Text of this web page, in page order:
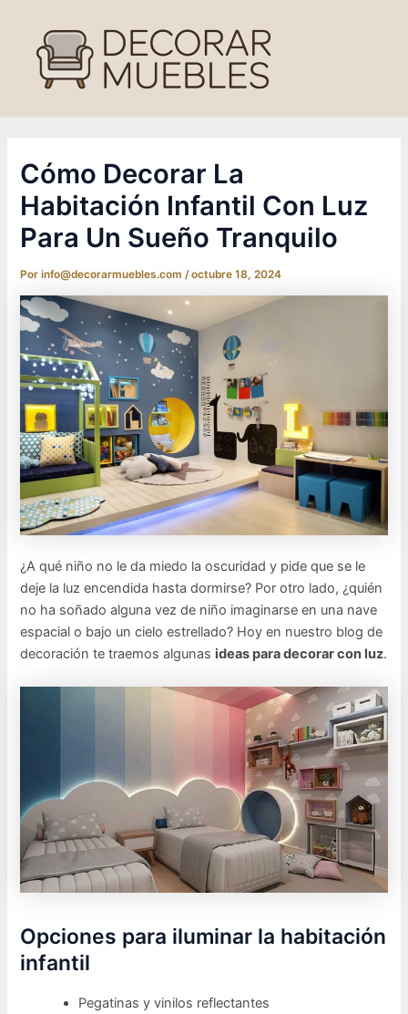
contenido
Cómo Decorar La
Habitación Infantil Con Luz
Para Un Sueño Tranquilo
Porinfo@decorarmuebles.com/octubre 18, 2024
¿A qué niño no le da miedo la oscuridad y pide que se le
deje la luz encendida hasta dormirse? Por otro lado, ¿quién
no ha soñado alguna vez de niño imaginarse en una nave
espacial o bajo un cielo estrellado? Hoy en nuestro blog de
decoración te traemos algunas ideas para decorar con luz.
Opciones para iluminar la habitación
infantil
Pegatinas y vinilos reflectantes